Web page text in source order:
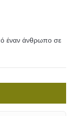
έναν άνθρωπο σε